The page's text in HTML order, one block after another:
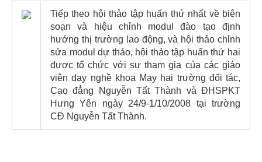
Tiếp theo hội thảo tập huấn thứ nhất về biên
soạn và hiệu chỉnh modul đào tạo định
hướng thị trường lao động, và hội thảo chỉnh
sửa modul dự thảo, hội thảo tập huấn thứ hai
được tổ chức với sự tham gia của các giáo
viên dạy nghề khoa May hai trường đối tác,
Cao đẳng Nguyễn Tất Thành và ĐHSPKT
Hưng Yên ngày 24/9-1/10/2008 tại trường
CĐ Nguyễn Tất Thành.